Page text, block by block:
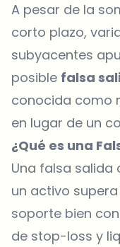
A pesar de la
corto plazo,
subyacentes
posible falsa
conocida como
en lugar de un
¿Qué es una
Una falsa salida
un activo
soporte bien
de stop-loss y